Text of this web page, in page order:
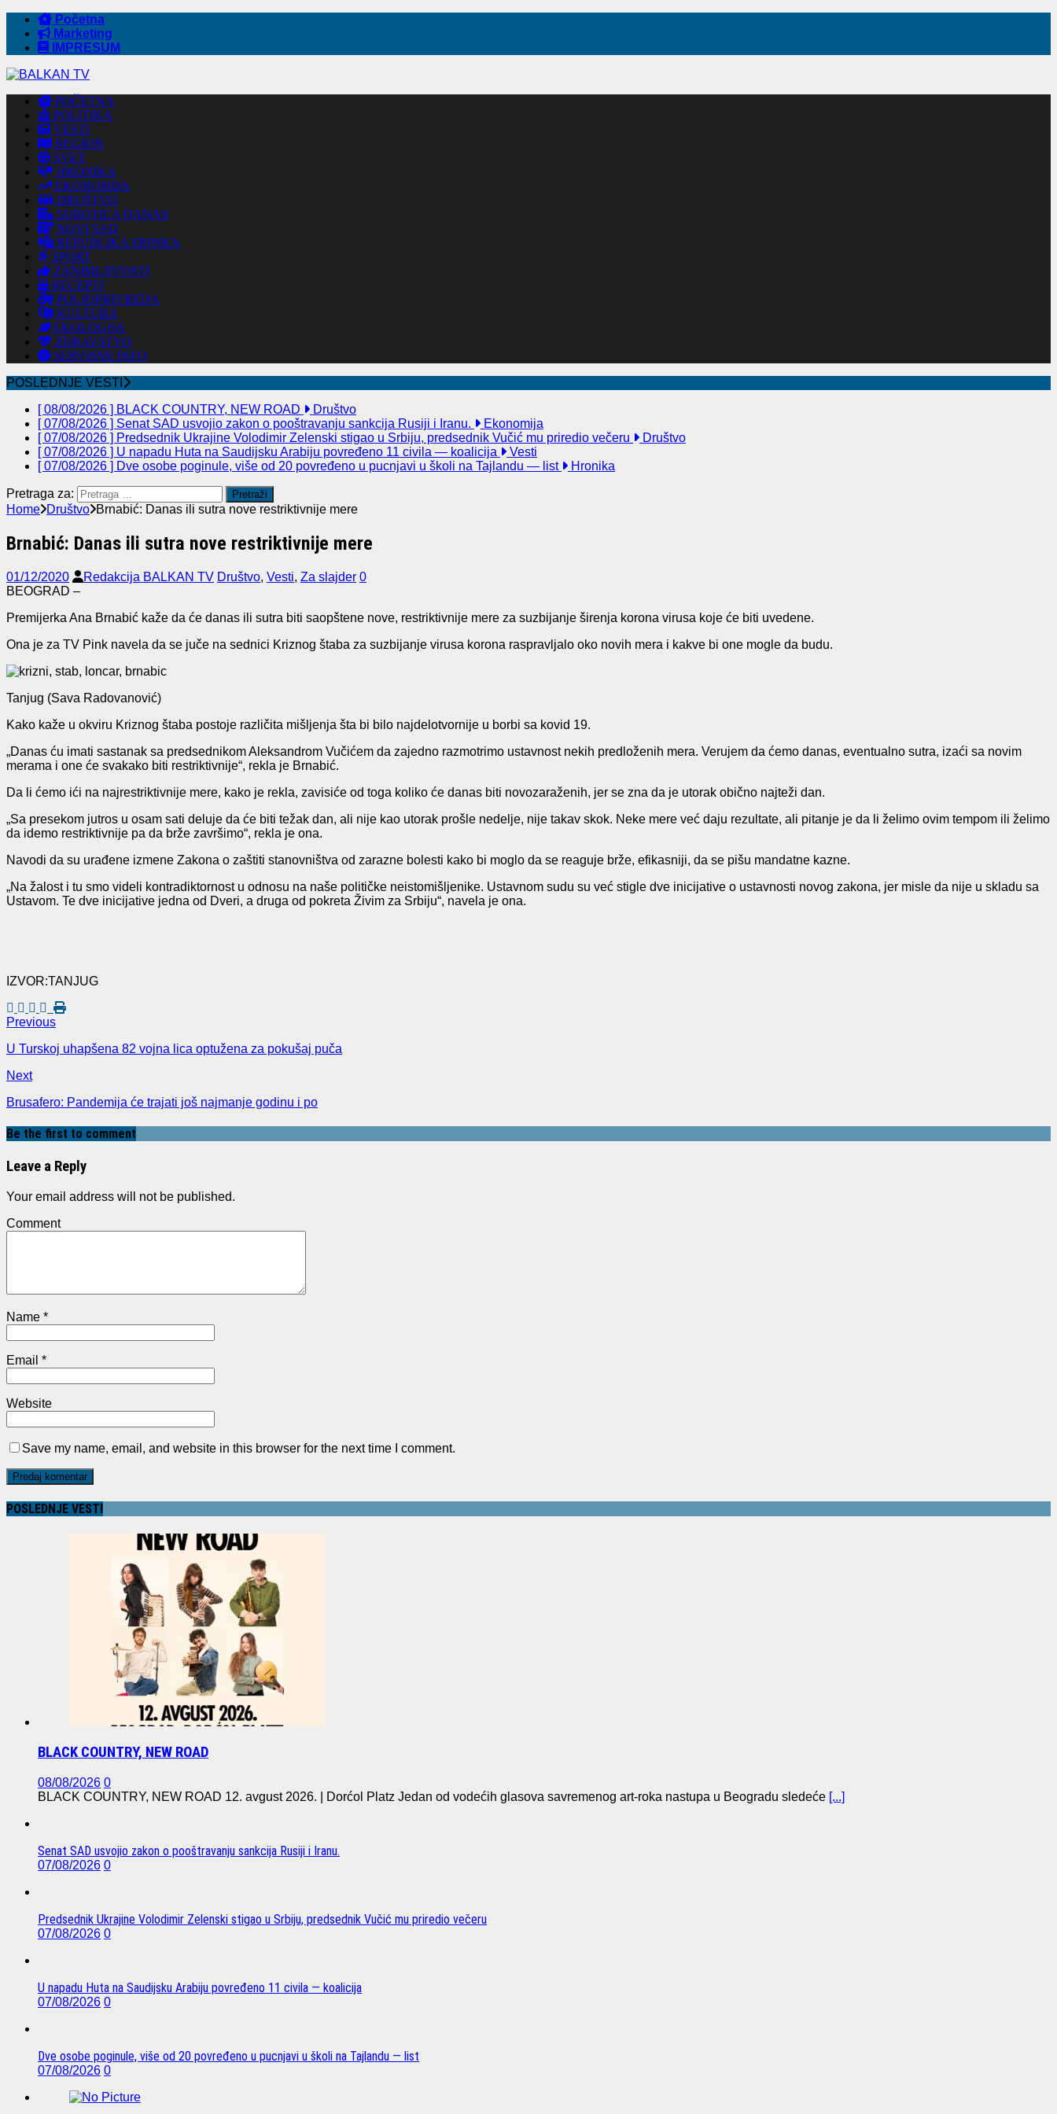
Početna
Marketing
IMPRESUM
POČETNA
POLITIKA
VESTI
REGION
SVET
HRONIKA
EKONOMIJA
DRUŠTVO
SUBOTICA DANAS
NOVI SAD
REPUBLIKA SRPSKA
SPORT
ZANIMLJIVOSTI
RECEPTI
POLJOPRIVREDA
KULTURA
EKOLOGIJA
ZDRAVSTVO
SERVISNE INFO
POSLEDNJE VESTI
[ 08/08/2026 ] BLACK COUNTRY, NEW ROAD
Društvo
[ 07/08/2026 ] Senat SAD usvojio zakon o pooštravanju sankcija Rusiji i Iranu.
Ekonomija
[ 07/08/2026 ] Predsednik Ukrajine Volodimir Zelenski stigao u Srbiju, predsednik Vučić mu priredio večeru
Društvo
[ 07/08/2026 ] U napadu Huta na Saudijsku Arabiju povređeno 11 civila — koalicija
Vesti
[ 07/08/2026 ] Dve osobe poginule, više od 20 povređeno u pucnjavi u školi na Tajlandu — list Hronika
Pretraga za:
Home Društvo Brnabić: Danas ili sutra nove restriktivnije mere
Brnabić: Danas ili sutra nove restriktivnije mere
01/12/2020 Redakcija BALKAN TV Društvo, Vesti, Za slajder 0
BEOGRAD –
Premijerka Ana Brnabić kaže da će danas ili sutra biti saopštene nove, restriktivnije mere za suzbijanje širenja korona virusa koje će biti uvedene.
Ona je za TV Pink navela da se juče na sednici Kriznog štaba za suzbijanje virusa korona raspravljalo oko novih mera i kakve bi one mogle da budu.
Tanjug (Sava Radovanović)
Kako kaže u okviru Kriznog štaba postoje različita mišljenja šta bi bilo najdelotvornije u borbi sa kovid 19.
„Danas ću imati sastanak sa predsednikom Aleksandrom Vučićem da zajedno razmotrimo ustavnost nekih predloženih mera. Verujem da ćemo danas, eventualno sutra, izaći sa novim
merama i one će svakako biti restriktivnije“, rekla je Brnabić.
Da li ćemo ići na najrestriktivnije mere, kako je rekla, zavisiće od toga koliko će danas biti novozaraženih, jer se zna da je utorak obično najteži dan.
„Sa presekom jutros u osam sati deluje da će biti težak dan, ali nije kao utorak prošle nedelje, nije takav skok. Neke mere već daju rezultate, ali pitanje je da li želimo ovim tempom ili želimo
da idemo restriktivnije pa da brže završimo“, rekla je ona.
Navodi da su urađene izmene Zakona o zaštiti stanovništva od zarazne bolesti kako bi moglo da se reaguje brže, efikasniji, da se pišu mandatne kazne.
„Na žalost i tu smo videli kontradiktornost u odnosu na naše političke neistomišljenike. Ustavnom sudu su već stigle dve inicijative o ustavnosti novog zakona, jer misle da nije u skladu sa
Ustavom. Te dve inicijative jedna od Dveri, a druga od pokreta Živim za Srbiju“, navela je ona.
IZVOR:TANJUG
Previous
U Turskoj uhapšena 82 vojna lica optužena za pokušaj puča
Next
Brusafero: Pandemija će trajati još najmanje godinu i po
Be the first to comment
Leave a Reply
Your email address will not be published.
Comment
Name *
Email *
Website
Save my name, email, and website in this browser for the next time I comment.
POSLEDNJE VESTI
BLACK COUNTRY, NEW ROAD
08/08/2026 0
BLACK COUNTRY, NEW ROAD 12. avgust 2026. | Dorćol Platz Jedan od vodećih glasova savremenog art-roka nastupa u Beogradu sledeće [...]
Senat SAD usvojio zakon o pooštravanju sankcija Rusiji i Iranu.
07/08/2026 0
Predsednik Ukrajine Volodimir Zelenski stigao u Srbiju, predsednik Vučić mu priredio večeru
07/08/2026 0
U napadu Huta na Saudijsku Arabiju povređeno 11 civila — koalicija
07/08/2026 0
Dve osobe poginule, više od 20 povređeno u pucnjavi u školi na Tajlandu — list
07/08/2026 0